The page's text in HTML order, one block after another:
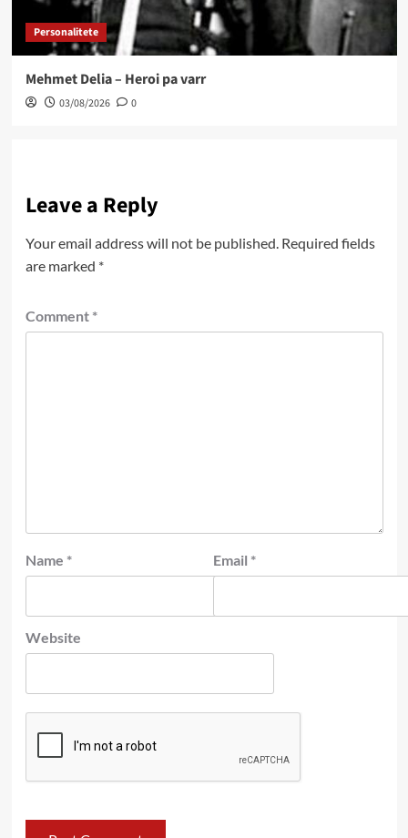
Personalitete
Mehmet Delia – Heroi pa varr
03/08/2026 0
Leave a Reply
Your email address will not be published. Required fields
are marked *
Comment *
Name * Email *
Website